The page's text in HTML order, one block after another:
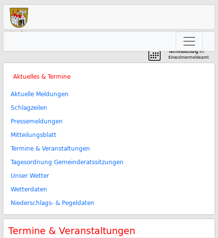
Markt
Terminbuchungim
Einwohnermeldeamt
Aktuelles & Termine
Aktuelle Meldungen
Schlagzeilen
Pressemeldungen
Mitteilungsblatt
Termine & Veranstaltungen
Tagesordnung Gemeinderatssitzungen
Unser Wetter
Wetterdaten
Niederschlags- & Pegeldaten
Termine & Veranstaltungen